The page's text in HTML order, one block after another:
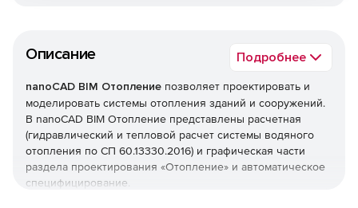
Описание Подробнее
nanoCAD BIM Отопление позволяет проектировать и
моделировать системы отопления зданий и сооружений.
В nanoCAD BIM Отопление представлены расчетная
(гидравлический и тепловой расчет системы водяного
отопления по СП 60.13330.2016) и графическая части
раздела проектирования «Отопление» и автоматическое
специфицирование.